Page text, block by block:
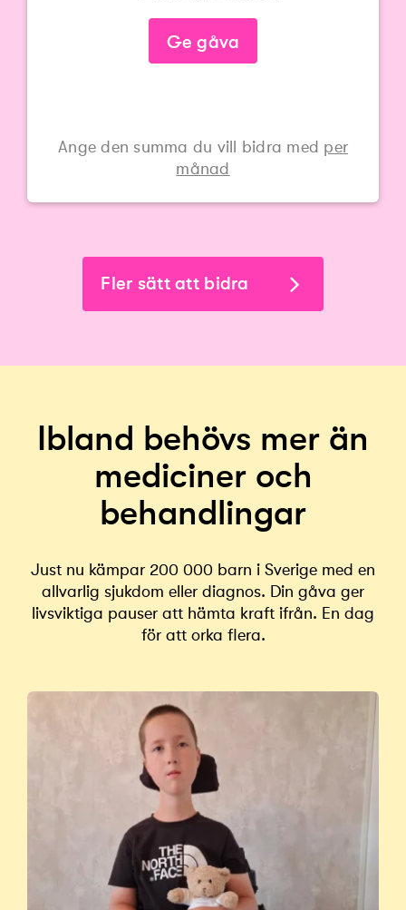
Ge gåva
Ange den summa du vill bidra med per
månad
Fler sätt att bidra
Ibland behövs mer än
mediciner och
behandlingar
Just nu kämpar 200 000 barn i Sverige med en
allvarlig sjukdom eller diagnos. Din gåva ger
livsviktiga pauser att hämta kraft ifrån. En dag
för att orka flera.